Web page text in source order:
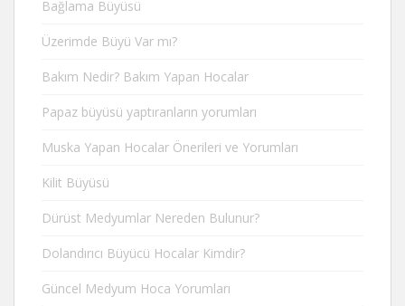
Bağlama Büyüsü
Üzerimde Büyü Var mı?
Bakım Nedir? Bakım Yapan Hocalar
Papaz büyüsü yaptıranların yorumları
Muska Yapan Hocalar Önerileri ve Yorumları
Kilit Büyüsü
Dürüst Medyumlar Nereden Bulunur?
Dolandırıcı Büyücü Hocalar Kimdir?
Güncel Medyum Hoca Yorumları